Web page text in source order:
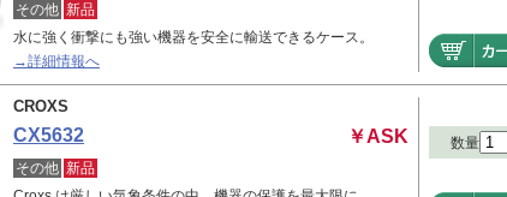
その他 新品
水に強く衝撃にも強い機器を安全に輸送できるケース。
→詳細情報へ
CROXS
CX5632 ￥ASK
その他 新品
数量